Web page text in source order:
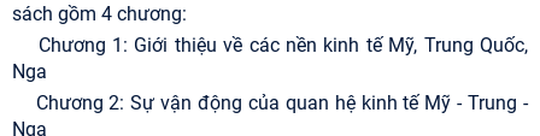
sách gồm 4 chương:
Chương 1: Giới thiệu về các nền kinh tế Mỹ, Trung Quốc,
Nga
Chương 2: Sự vận động của quan hệ kinh tế Mỹ - Trung -
Nga